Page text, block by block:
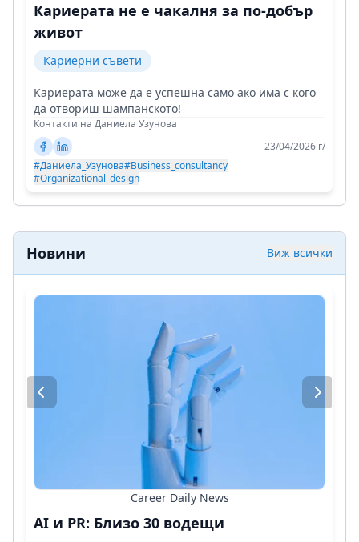
Кариерата не е чакалня за по-добър
живот
Кариерни съвети
Кариерата може да е успешна само ако има с кого
да отвориш шампанското!
Контакти на Даниела Узунова
23/04/2026 г/
#Даниела_Узунова#Business_consultancy
#Organizational_design
Новини Виж всички
Career Daily News
AI и PR: Близо 30 водещи